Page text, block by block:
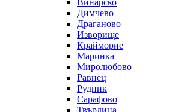
Димчево
Драганово
Изворище
Крайморие
Маринка
Миролюбово
Равнец
Рудник
Сарафово
Твърдица